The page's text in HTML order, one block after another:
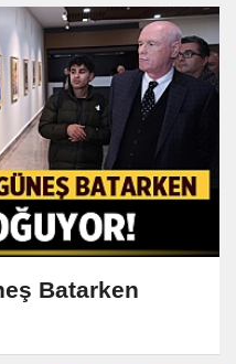
Batarken